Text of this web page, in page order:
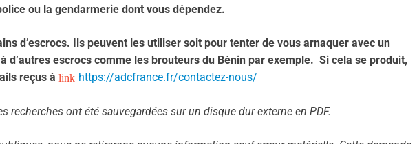
ou la gendarmerie dont vous dépendez.
d’escrocs. Ils peuvent les utiliser soit pour tenter de vous arnaquer avec un
d’autres escrocs comme les brouteurs du Bénin par exemple. Si cela se produit,
reçus à
https://adcfrance.fr/contactez-nous/
recherches ont été sauvegardées sur un disque dur externe en PDF.